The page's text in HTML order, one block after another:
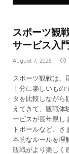
スポーツ観
サービス入門
August 7, 2026
スポーツ観戦は、
十分に楽しいもの
タを比較しながら
えてきて、観戦体
ービスが長年親し
トボールなど、
本的なルールを理
観戦がより楽しく